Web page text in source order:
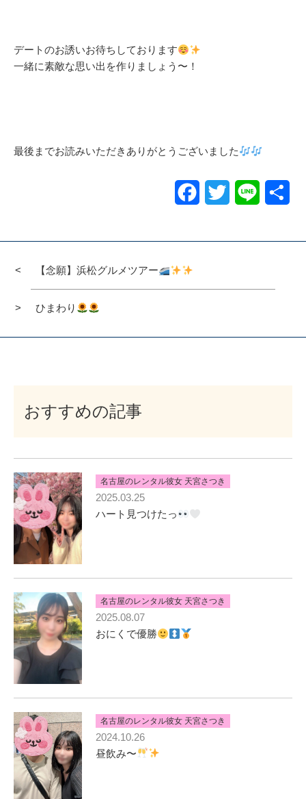
デートのお誘いお待ちしております
一緒に素敵な思い出を作りましょう〜！
最後までお読みいただきありがとうございました
Facebook
Twitter Line
【念願】浜松グルメツアー
ひまわり
おすすめの記事
名古屋のレンタル彼女 天宮さつき
2025.03.25
ハート見つけたっ
名古屋のレンタル彼女 天宮さつき
2025.08.07
おにくで優勝
名古屋のレンタル彼女 天宮さつき
2024.10.26
昼飲み〜